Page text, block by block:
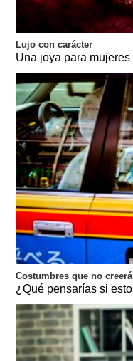
Lujo con carácter
Una joya para
Costumbres que no
¿Qué pensarías si